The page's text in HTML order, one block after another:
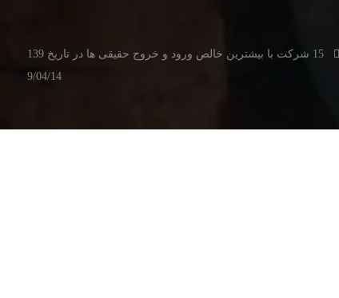
15 شرکت با بیشترین خالص ورود و خروج حقیقی ها در تاریخ 139
9/04/14